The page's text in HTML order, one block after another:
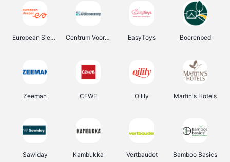
European Sleeper Centrum Voor Avondonderwijs EasyToys Boerenbed
Zeeman CEWE Oilily Martin's Hotels
Sawiday Kambukka Vertbaudet Bamboo Basics